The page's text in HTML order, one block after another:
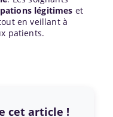
légitimes et
en veillant à
patients.
cet article !